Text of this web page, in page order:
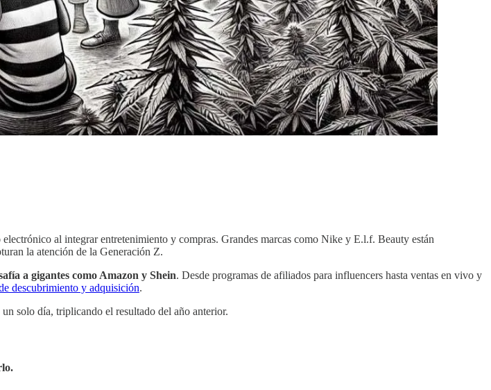
al integrar entretenimiento y compras. Grandes marcas como Nike y E.l.f. Beauty están
la atención de la Generación Z.
a gigantes como Amazon y Shein. Desde programas de afiliados para influencers hasta ventas en vivo y
descubrimiento y adquisición.
solo día, triplicando el resultado del año anterior.